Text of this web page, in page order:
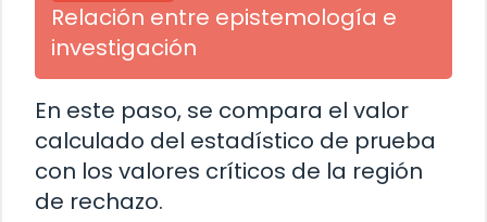
Relación entre epistemología e
investigación
En este paso, se compara el valor
calculado del estadístico de prueba
con los valores críticos de la región
de rechazo.